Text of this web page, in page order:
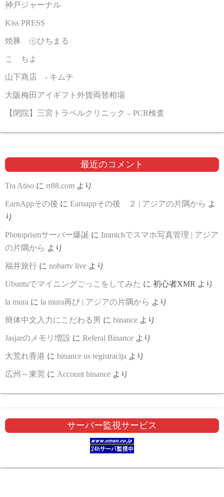
神戸ジャーナル
Kiss PRESS
焼豚 ㊆ひちまる
こゝちよ
山下商店 - キムチ
大阪梅田アイギフト外貨両替相場
【閉院】三宮トラベルクリニック – PCR検査
最近のコメント
Tra Atiso に rr88.com より
EarnAppその後 に Earnappその後 ２ | アジアの片隅から よ
り
Photoprismサーバー爆誕 に Immichでスマホ写真管理 | アジア
の片隅から より
福井旅行 に nobartv live より
Ubuntuでマイニングごっこをしてみた に 初心者XMR より
la mura に la mura再び | アジアの片隅から より
簡体中文入力にこだわる男 に binance より
Jasjarのメモリ増設 に Referal Binance より
大荒れ香港 に binance us registracija より
広州～東莞 に Account binance より
サーバー監視サービス